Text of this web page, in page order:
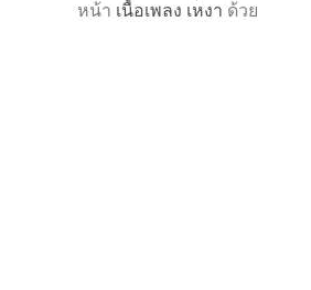
หน้า เนื้อเพลง เหงา ด้วย